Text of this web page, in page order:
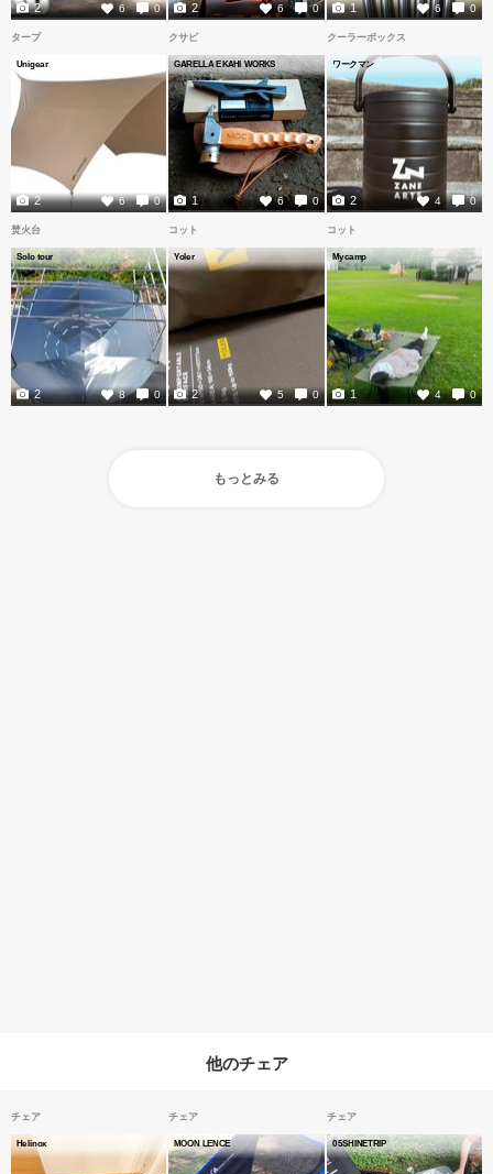
6 0
2 6 0
2 6 0
1
タープ
Unigear
6 0
2
クサビ
GARELLA EKAHI WORKS
6 0
1
クーラーボックス
ワークマン
4 0
2
焚火台
Solo tour
8 0
2
コット
Yoler
5 0
2
コット
Mycamp
4 0
1
もっとみる
他のチェア
チェア
Helinox
チェア
MOON LENCE
チェア
05SHINETRIP